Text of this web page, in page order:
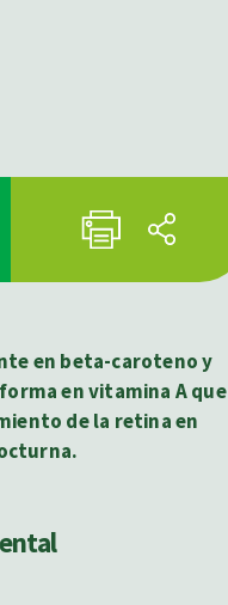
en beta-caroteno y
en vitamina A que
de la retina en